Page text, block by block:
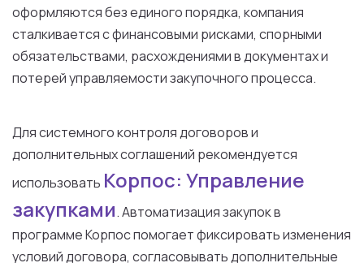
оформляются без единого порядка, компания
сталкивается с финансовыми рисками, спорными
обязательствами, расхождениями в документах и
потерей управляемости закупочного процесса.
Для системного контроля договоров и
дополнительных соглашений рекомендуется
использовать Корпос: Управление
закупками. Автоматизация закупок в
программе Корпос помогает фиксировать изменения
условий договора, согласовывать дополнительные